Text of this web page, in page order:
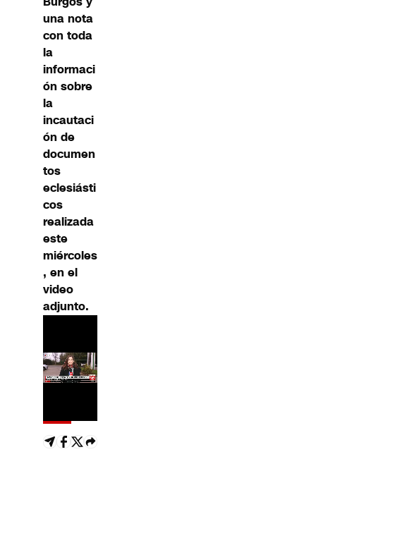
una nota
con toda
la
informaci
ón sobre
la
incautaci
ón de
documen
tos
eclesiásti
cos
realizada
este
miércoles
, en el
video
adjunto.